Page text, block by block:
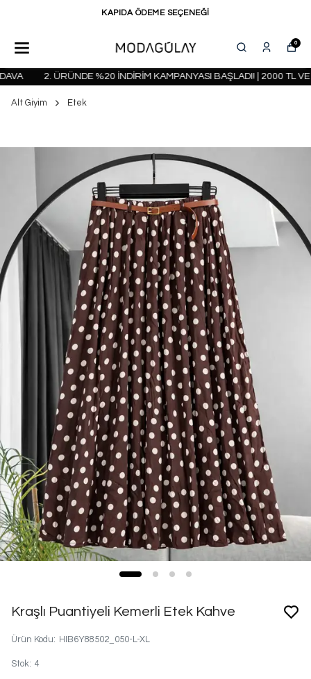
KAPIDA ÖDEME SEÇENEĞİ
0
2. ÜRÜNDE %20 İNDİRİM KAMPANYASI BAŞLADI! | 2000 TL VE
Alt Giyim Etek
Kraşlı Puantiyeli Kemerli Etek Kahve
Ürün Kodu: HIB6Y88502_050-L-XL
Stok: 4